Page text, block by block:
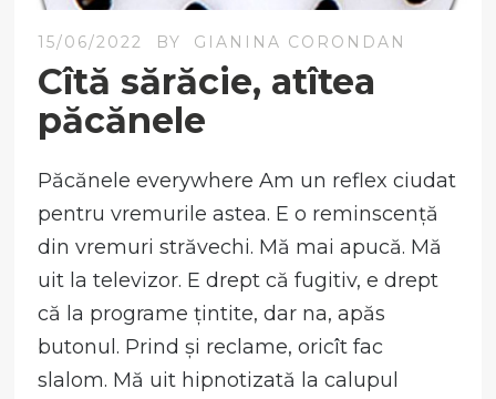
15/06/2022 BY GIANINA CORONDAN
Cîtă sărăcie, atîtea
păcănele
Păcănele everywhere Am un reflex ciudat
pentru vremurile astea. E o reminscență
din vremuri străvechi. Mă mai apucă. Mă
uit la televizor. E drept că fugitiv, e drept
că la programe țintite, dar na, apăs
butonul. Prind și reclame, oricît fac
slalom. Mă uit hipnotizată la calupul